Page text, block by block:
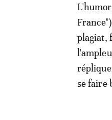
plagiat,
se faire